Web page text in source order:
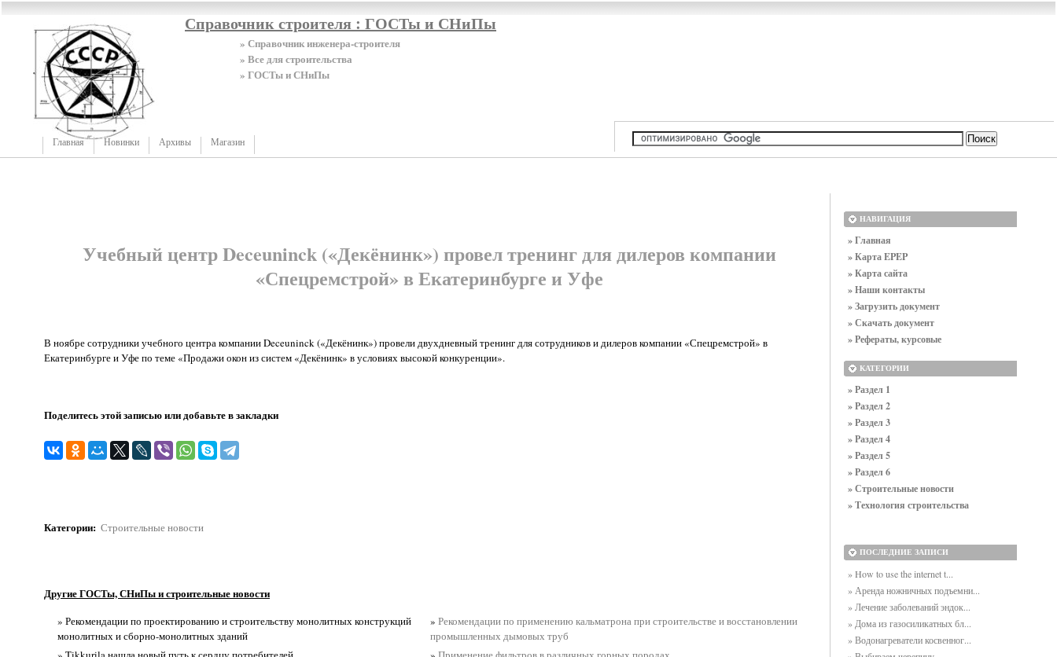
Справочник строителя : ГОСТы и СНиПы
» Справочник инженера-строителя
» Все для строительства
» ГОСТы и СНиПы
Главная Новинки Архивы Магазин
Учебный центр Deceuninck («Декёнинк») провел тренинг для дилеров компании
«Спецремстрой» в Екатеринбурге и Уфе
В ноябре сотрудники учебного центра компании Deceuninck («Декёнинк») провели двухдневный тренинг для сотрудников и дилеров компании «Спецремстрой» в
Екатеринбурге и Уфе по теме «Продажи окон из систем «Декёнинк» в условиях высокой конкуренции».
Поделитесь этой записью или добавьте в закладки
Категории: Строительные новости
Другие ГОСТы, СНиПы и строительные новости
» Рекомендации по проектированию и строительству монолитных конструкций
монолитных и сборно-монолитных зданий
» Рекомендации по применению кальматрона при строительстве и восстановлении
промышленных дымовых труб
НАВИГАЦИЯ
» Главная
» Карта EPEP
» Карта сайта
» Наши контакты
» Загрузить документ
» Скачать документ
» Рефераты, курсовые
КАТЕГОРИИ
» Раздел 1
» Раздел 2
» Раздел 3
» Раздел 4
» Раздел 5
» Раздел 6
» Строительные новости
» Технология строительства
ПОСЛЕДНИЕ ЗАПИСИ
» How to use the internet t...
» Аренда ножничных подъемни...
» Лечение заболеваний эндок...
» Дома из газосиликатных бл...
» Водонагреватели косвенног...